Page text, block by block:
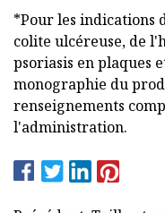
*Pour les indications
colite ulcéreuse, de
psoriasis en plaques
monographie du
renseignements
l'administration.